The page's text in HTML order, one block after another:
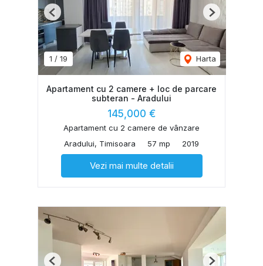
1 / 19 Harta
Previous Next
Apartament cu 2 camere + loc de parcare
subteran - Aradului
145,000 €
Apartament cu 2 camere de vânzare
Aradului, Timisoara
57 mp 2019
Vezi mai multe detalii